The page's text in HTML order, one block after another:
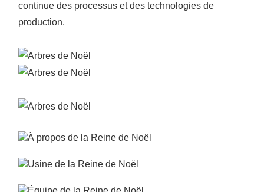
continue des processus et des technologies de
production.